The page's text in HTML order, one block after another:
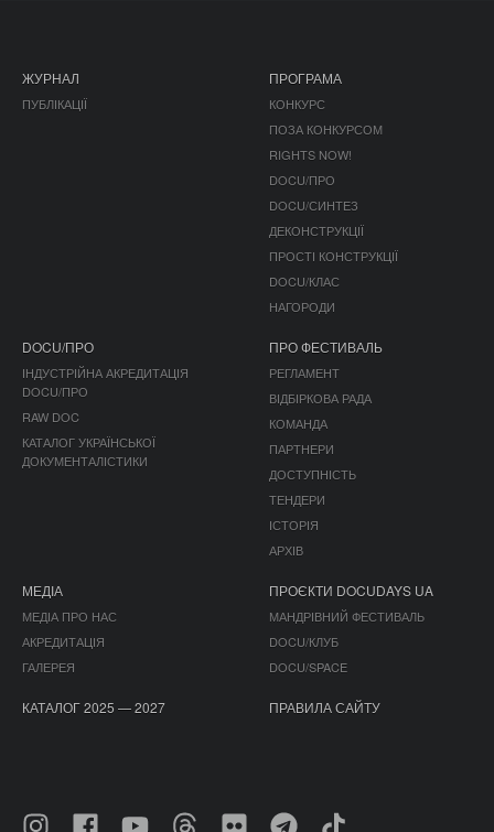
ЖУРНАЛ
ПУБЛІКАЦІЇ
ПРОГРАМА
КОНКУРС
ПОЗА КОНКУРСОМ
RIGHTS NOW!
DOCU/ПРО
DOCU/СИНТЕЗ
ДЕКОНСТРУКЦІЇ
ПРОСТІ КОНСТРУКЦІЇ
DOCU/КЛАС
НАГОРОДИ
DOCU/ПРО
ІНДУСТРІЙНА АКРЕДИТАЦІЯ
DOCU/ПРО
RAW DOC
КАТАЛОГ УКРАЇНСЬКОЇ
ДОКУМЕНТАЛІСТИКИ
ПРО ФЕСТИВАЛЬ
РЕГЛАМЕНТ
ВІДБІРКОВА РАДА
КОМАНДА
ПАРТНЕРИ
ДОСТУПНІСТЬ
ТЕНДЕРИ
ІСТОРІЯ
АРХІВ
МЕДІА
МЕДІА ПРО НАС
АКРЕДИТАЦІЯ
ГАЛЕРЕЯ
ПРОЄКТИ DOCUDAYS UA
МАНДРІВНИЙ ФЕСТИВАЛЬ
DOCU/КЛУБ
DOCU/SPACE
КАТАЛОГ 2025 — 2027 ПРАВИЛА САЙТУ